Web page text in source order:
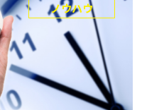
ノウハウ